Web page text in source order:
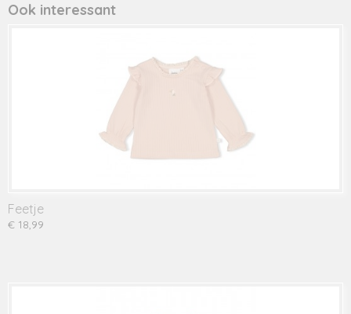
Ook interessant
Feetje
€ 18,99